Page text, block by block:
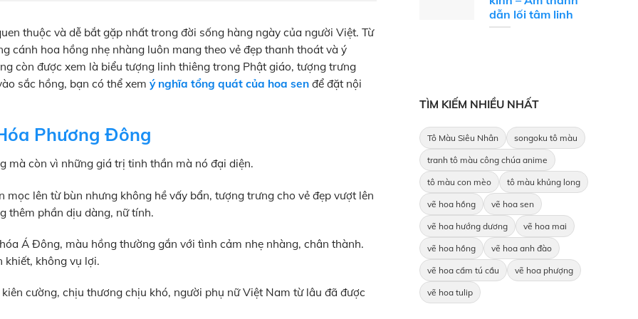
thuộc và dễ bắt gặp nhất trong đời sống hàng ngày của người Việt. Từ
cánh hoa hồng nhẹ nhàng luôn mang theo vẻ đẹp thanh thoát và ý
còn được xem là biểu tượng linh thiêng trong Phật giáo, tượng trưng
sắc hồng, bạn có thể xem ý nghĩa tổng quát của hoa sen để đặt nội
Phương Đông
mà còn vì những giá trị tinh thần mà nó đại diện.
mọc lên từ bùn nhưng không hề vấy bẩn, tượng trưng cho vẻ đẹp vượt lên
thêm phần dịu dàng, nữ tính.
Á Đông, màu hồng thường gắn với tình cảm nhẹ nhàng, chân thành.
khiết, không vụ lợi.
cường, chịu thương chịu khó, người phụ nữ Việt Nam từ lâu đã được
dẫn lối tâm linh
TÌM KIẾM NHIỀU NHẤT
Tô Màu Siêu Nhân songoku tô màu
tranh tô màu công chúa anime
tô màu con mèo tô màu khủng long
vẽ hoa hồng vẽ hoa sen
vẽ hoa hướng dương vẽ hoa mai
vẽ hoa hồng vẽ hoa anh đào
vẽ hoa cẩm tú cầu vẽ hoa phượng
vẽ hoa tulip